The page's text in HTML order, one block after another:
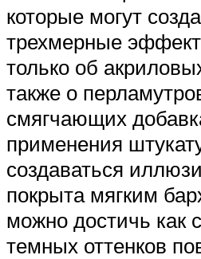
которые могут
трехмерные
только об
также о
смягчающих
применения
создаваться
покрыта мягким
можно достичь как
темных оттенков